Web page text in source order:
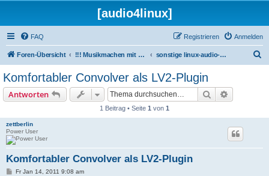
[audio4linux]
FAQ Anmelden
Registrieren
Foren-Übersicht !!! Musikmachen mit Linux !!! sonstige linux-audio-programme
Komfortabler Convolver als LV2-Plugin
Antworten Suche
1 Beitrag • Seite 1 von 1
zettberlin
Power User
Komfortabler Convolver als LV2-Plugin
BFr Jan 14, 2011 9:08 am